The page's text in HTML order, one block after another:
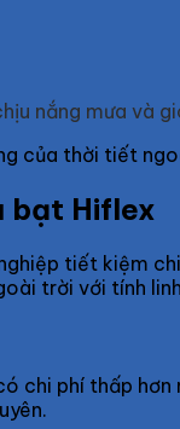
nắng mưa và
thời tiết
bạt Hiflex
tiết kiệm
trời với tính
chi phí thấp